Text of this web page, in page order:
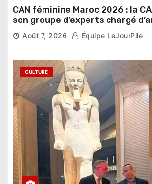
CAN féminine Maroc 2026 : la
son groupe d’experts chargé
compétition
Août 7, 2026 Équipe LeJourPile
CULTURE